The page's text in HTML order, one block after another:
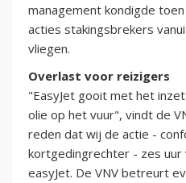
management kondigde
acties stakingsbrekers
vliegen.
Overlast voor reizigers
"EasyJet gooit met het
olie op het vuur", vindt de
reden dat wij de actie -
kortgedingrechter - zes uur
easyJet. De VNV betreurt